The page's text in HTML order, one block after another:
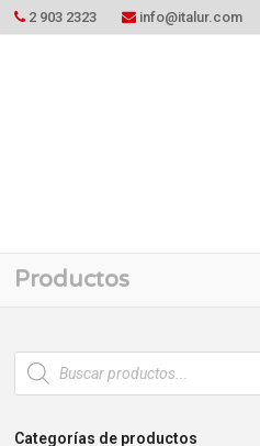
2 903 2323 info@italur.com
Productos
Búsqueda
de
productos
Categorías de productos